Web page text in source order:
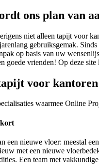
ons plan van
niet alleen tapijt voor
gebruiksgemak.
op basis van uw
goede vrienden! Op deze
voor
waarmee Online
een nieuwe vloer: meestal
met een nieuwe
Een team met